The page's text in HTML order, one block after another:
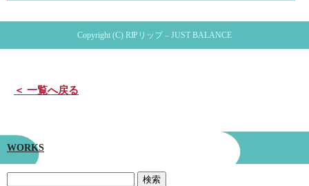
Copyright (C) RIPリップ – JUST BALANCE
＜ 一覧へ戻る
WORKS